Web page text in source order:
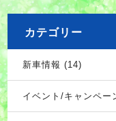
カテゴリー
新車情報 (14)
イベント/キャンペー